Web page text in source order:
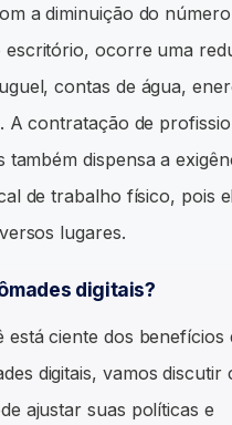
a diminuição do
escritório, ocorre uma
contas de água,
A contratação de
também dispensa a
de trabalho físico, pois
lugares.
digitais?
está ciente dos benefícios
digitais, vamos discutir
ajustar suas políticas e